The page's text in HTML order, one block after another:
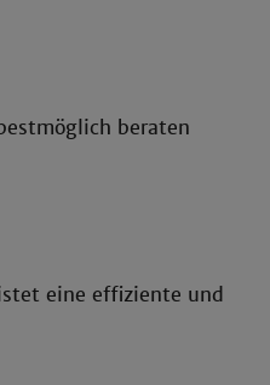
beraten
eine effiziente und